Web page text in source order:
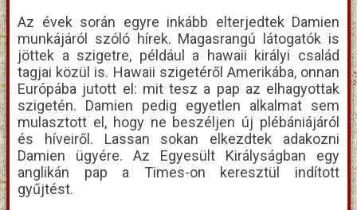
Az évek során egyre inkább elterjedtek Damien
munkájáról szóló hírek. Magasrangú látogatók is
jöttek a szigetre, például a hawaii királyi család
tagjai közül is. Hawaii szigetéről Amerikába, onnan
Európába jutott el: mit tesz a pap az elhagyottak
szigetén. Damien pedig egyetlen alkalmat sem
mulasztott el, hogy ne beszéljen új plébániájáról
és híveiről. Lassan sokan elkezdtek adakozni
Damien ügyére. Az Egyesült Királyságban egy
anglikán pap a Times-on keresztül indított
gyűjtést.